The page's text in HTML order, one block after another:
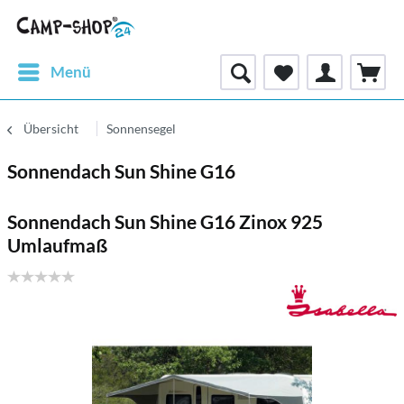
Menü
Übersicht Sonnensegel
Sonnendach Sun Shine G16
Sonnendach Sun Shine G16 Zinox 925
Umlaufmaß